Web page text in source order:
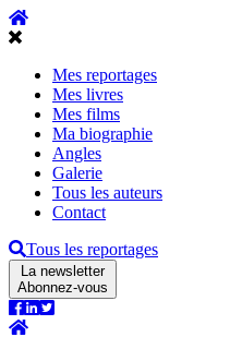
Mes reportages
Mes livres
Mes films
Ma biographie
Angles
Galerie
Tous les auteurs
Contact
Tous les reportages
La newsletter
Abonnez-vous